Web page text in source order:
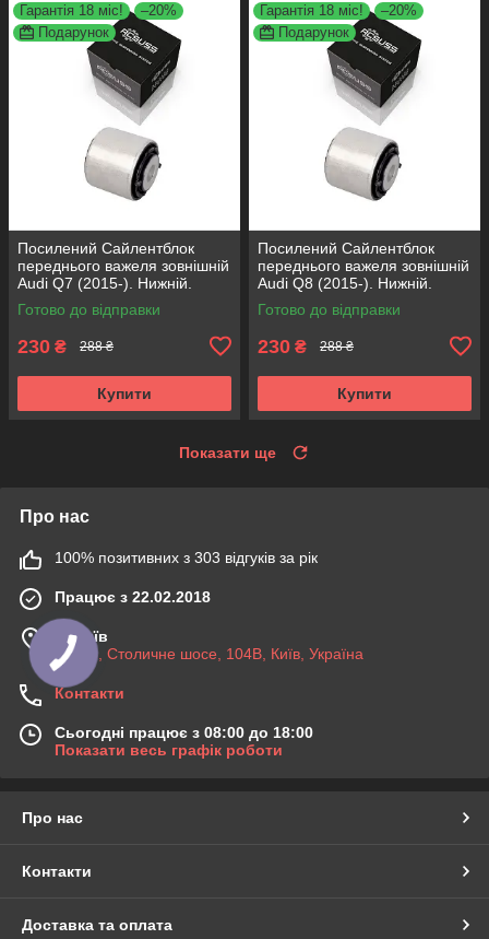
Гарантія 18 міс!
–20%
Подарунок
Посилений Сайлентблок
переднього важеля зовнішній
Audi Q7 (2015-). Нижній.
КОРЕЯ Acsuss! FE175192 ,
VKDS331087
Готово до відправки
230 ₴ 288 ₴
Купити
Гарантія 18 міс!
–20%
Подарунок
Посилений Сайлентблок
переднього важеля зовнішній
Audi Q8 (2015-). Нижній.
КОРЕЯ Acsuss! FE175192 ,
VKDS331087
Готово до відправки
230 ₴ 288 ₴
Купити
Показати ще
Про нас
100% позитивних з 303 відгуків за рік
Працює з 22.02.2018
м. Київ
03045, Столичне шосе, 104B, Київ, Україна
Контакти
Сьогодні працює з 08:00 до 18:00
Показати весь графік роботи
Про нас
Контакти
Доставка та оплата